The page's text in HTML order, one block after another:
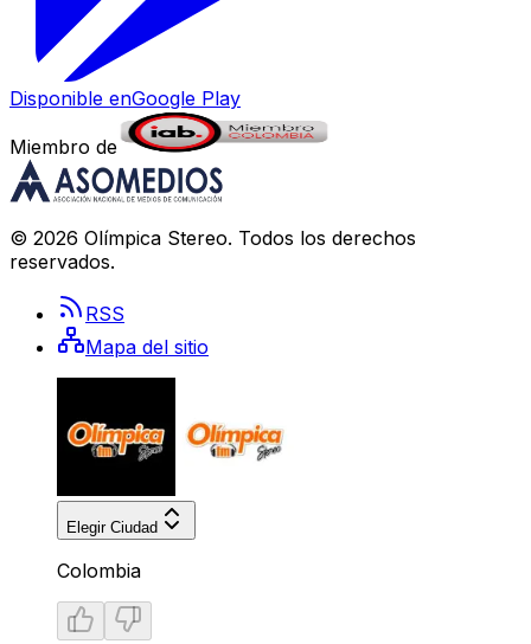
Disponible enGoogle Play
Miembro de
© 2026 Olímpica Stereo. Todos los derechos
reservados.
RSS
Mapa del sitio
Elegir Ciudad
Colombia